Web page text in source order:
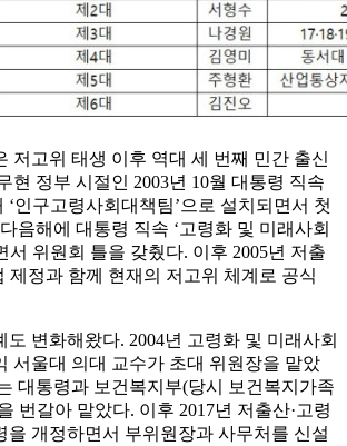
저고위 태생 이후 역대 세 번째 민간 출신
현 정부 시절인 2003년 10월 대통령 직속
인구고령사회대책팀’으로 설치되면서 첫
음해에 대통령 직속 ‘고령화 및 미래사회
서 위원회 틀을 갖췄다. 이후 2005년 저출
제정과 함께 현재의 저고위 체계로 공식
도 변화해왔다. 2004년 고령화 및 미래사회
서울대 의대 교수가 초대 위원장을 맡았
대통령과 보건복지부(당시 보건복지가족
번갈아 맡았다. 이후 2017년 저출산·고령
을 개정하면서 부위원장과 사무처를 신설